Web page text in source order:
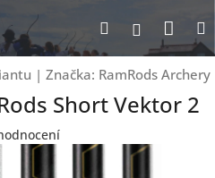
Hledat
| Značka: RamRods Archery
Short Vektor 2